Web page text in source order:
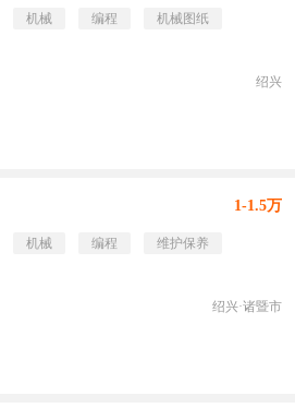
机械 编程
机械图纸
绍兴
1-1.5万
机械 编程
维护保养
绍兴·诸暨市